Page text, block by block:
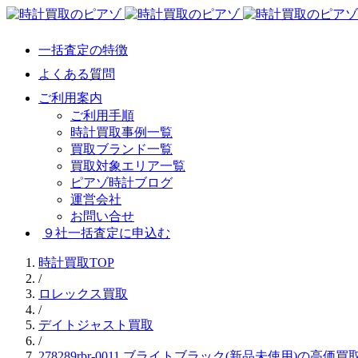
一括査定の特徴
よくある質問
ご利用案内
ご利用手順
時計買取事例一覧
買取ブランド一覧
買取対象エリア一覧
ピアゾ時計ブログ
運営会社
お問い合せ
９社一括査定に申込む
時計買取TOP
/
ロレックス買取
/
デイトジャスト買取
/